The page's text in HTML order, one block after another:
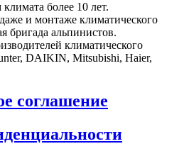
более 10 лет.
и монтаже климатического
бригада альпинистов.
климатического
DAIKIN, Mitsubishi, Haier,
соглашение